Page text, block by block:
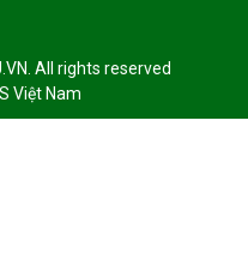
All rights reserved
Việt Nam